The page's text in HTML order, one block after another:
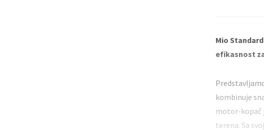
Mio Standard
efikasnost
kombinuje
motor-kopač
terena. Sa